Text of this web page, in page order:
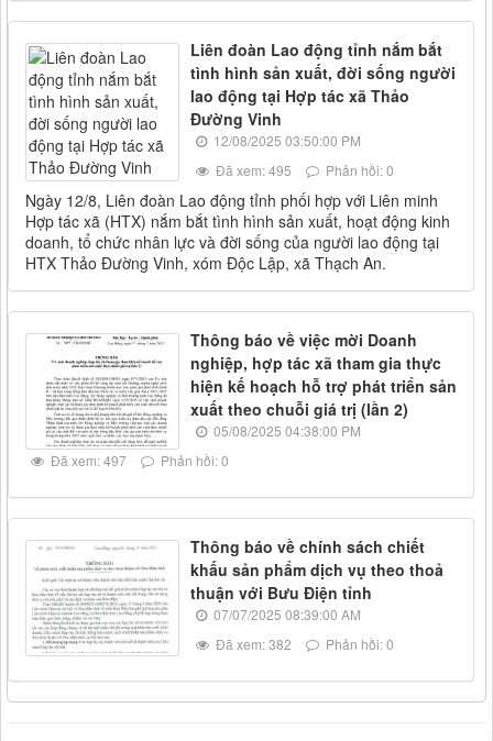
Liên đoàn Lao động tỉnh nắm bắt
tình hình sản xuất, đời sống người
lao động tại Hợp tác xã Thảo
Đường Vinh
12/08/2025 03:50:00 PM
Đã xem: 495
Phản hồi: 0
Ngày 12/8, Liên đoàn Lao động tỉnh phối hợp với Liên minh
Hợp tác xã (HTX) nắm bắt tình hình sản xuất, hoạt động kinh
doanh, tổ chức nhân lực và đời sống của người lao động tại
HTX Thảo Đường Vinh, xóm Độc Lập, xã Thạch An.
Thông báo về việc mời Doanh
nghiệp, hợp tác xã tham gia thực
hiện kế hoạch hỗ trợ phát triển sản
xuất theo chuỗi giá trị (lần 2)
05/08/2025 04:38:00 PM
Đã xem: 497
Phản hồi: 0
Thông báo về chính sách chiết
khấu sản phẩm dịch vụ theo thoả
thuận với Bưu Điện tỉnh
07/07/2025 08:39:00 AM
Đã xem: 382
Phản hồi: 0